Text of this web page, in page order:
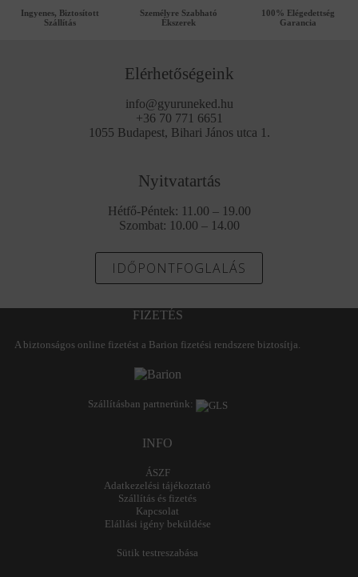
Ingyenes, Biztosított
Szállítás
Személyre Szabható
Ékszerek
100% Elégedettség
Garancia
Elérhetőségeink
info@gyuruneked.hu
+36 70 771 6651
1055 Budapest, Bihari János utca 1.
Nyitvatartás
Hétfő-Péntek: 11.00 – 19.00
Szombat: 10.00 – 14.00
IDŐPONTFOGLALÁS
FIZETÉS
A biztonságos online fizetést a Barion fizetési rendszere biztosítja.
Szállításban partnerünk:
INFO
ÁSZF
Adatkezelési tájékoztató
Szállítás és fizetés
Kapcsolat
Elállási igény beküldése
Sütik testreszabása